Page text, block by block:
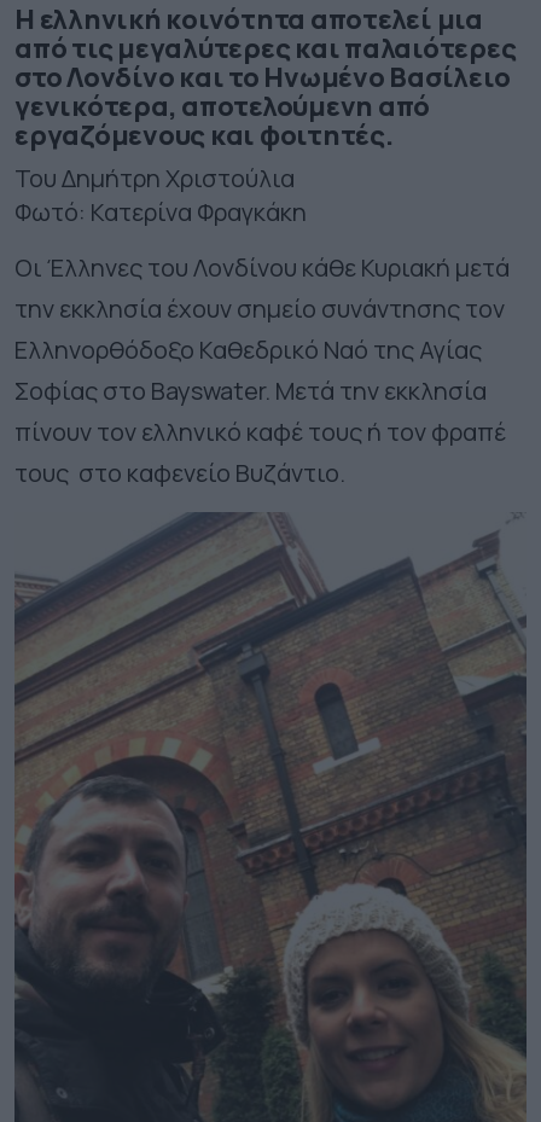
Η ελληνική κοινότητα αποτελεί μια
από τις μεγαλύτερες και παλαιότερες
στο Λονδίνο και το Ηνωμένο Βασίλειο
γενικότερα, αποτελούμενη από
εργαζόμενους και φοιτητές.
Του Δημήτρη Χριστούλια
Φωτό: Κατερίνα Φραγκάκη
Οι Έλληνες του Λονδίνου κάθε Κυριακή μετά
την εκκλησία έχουν σημείο συνάντησης τον
Ελληνορθόδοξο Καθεδρικό Ναό της Αγίας
Σοφίας στο Bayswater. Μετά την εκκλησία
πίνουν τον ελληνικό καφέ τους ή τον φραπέ
τους στο καφενείο Βυζάντιο.